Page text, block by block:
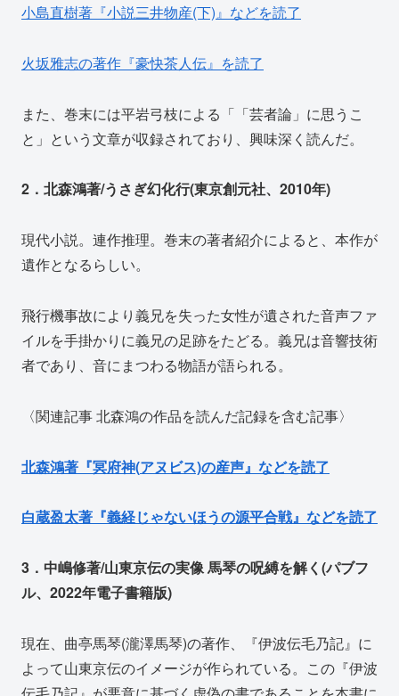
小島直樹著『小説三井物産(下)』などを読了
火坂雅志の著作『豪快茶人伝』を読了
また、巻末には平岩弓枝による「「芸者論」に思うこ
と」という文章が収録されており、興味深く読んだ。
2．北森鴻著/うさぎ幻化行(東京創元社、2010年)
現代小説。連作推理。巻末の著者紹介によると、本作が
遺作となるらしい。
飛行機事故により義兄を失った女性が遺された音声ファ
イルを手掛かりに義兄の足跡をたどる。義兄は音響技術
者であり、音にまつわる物語が語られる。
〈関連記事 北森鴻の作品を読んだ記録を含む記事〉
北森鴻著『冥府神(アヌビス)の産声』などを読了
白蔵盈太著『義経じゃないほうの源平合戦』などを読了
3．中嶋修著/山東京伝の実像 馬琴の呪縛を解く(パブフ
ル、2022年電子書籍版)
現在、曲亭馬琴(瀧澤馬琴)の著作、『伊波伝毛乃記』に
よって山東京伝のイメージが作られている。この『伊波